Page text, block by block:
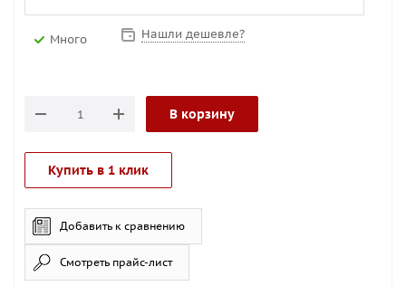
Много Нашли дешевле?
В корзину
Купить в 1 клик
Смотреть прайс-лист
Добавить к сравнению